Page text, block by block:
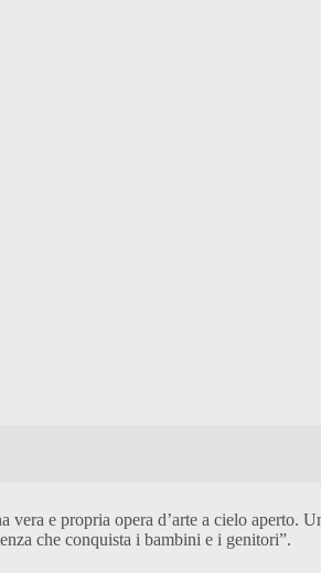
vera e propria opera d’arte a cielo aperto.
che conquista i bambini e i genitori”.